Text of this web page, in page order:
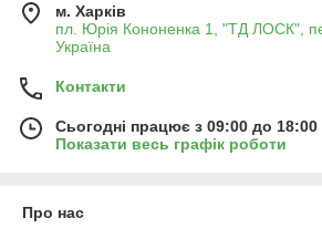
м. Харків
пл. Юрія Кононенка 1, "ТД ЛОСК",
Україна
Контакти
Сьогодні працює з 09:00 до 18:00
Показати весь графік роботи
Про нас